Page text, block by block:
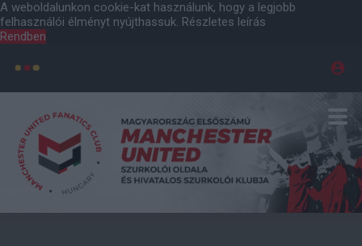
A weboldalunkon cookie-kat használunk, hogy a legjobb
felhasználói élményt nyújthassuk. Részletes leírás
Rendben